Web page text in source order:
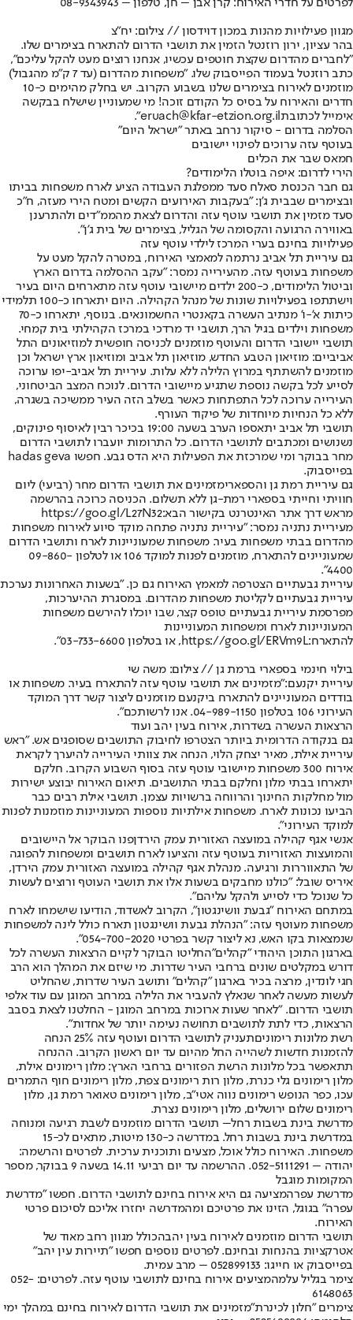
לפרטים על חדרי האירוח: קרן אבן – חן, טלפון – 08-9343943
מגוון פעילויות מהנות במכון דוידסון // צילום: יח"צ
בהר עציון, ירון רוזנטל הזמין את תושבי הדרום להתארח בצימרים שלו.
"לחברים מהדרום שקצת חוטפים עכשיו, אנחנו רוצים מעט להקל עליכם",
כתב רוזנטל בעמוד הפייסבוק שלו. "משפחות מהדרום (עד 7 ק"מ מהגבול)
מוזמנים לאירוח בצימרים שלנו בשבוע הקרוב. יש בחלק מהימים כ-10
חדרים והאירוח על בסיס כל הקודם זוכה! מי שמעוניין שישלח בבקשה
אימייל לכתובתeruach@kfar-etzion.org.il
".
הסלמה בדרום - סיקור נרחב באתר "ישראל היום"
בעוטף עזה ערוכים לפינוי יישובים
חמאס שבר את הכלים
הירי לדרום: איפה בוטלו הלימודים?
גם חבר הכנסת סאלח סעד ממפלגת העבודה הציע לארח משפחות בביתו
ובצימרים שבבית ג'ן: "בעקבות האירועים הקשים ומטח הירי מעזה, ח"כ
סעד מזמין את תושבי עוטף עזה והדרום לצאת מהממ"דים ולהתרענן
באווירה הרגועה והקסומה של הגליל, בצימרים של בית ג'ן".
פעילויות בחינם בערי המרכז לילדי עוטף עזה
גם עיריית תל אביב נרתמה למאמצי האירוח, במטרה להקל מעט על
משפחות בעוטף עזה. מהעירייה נמסר: "עקב ההסלמה בדרום הארץ
וביטול הלימודים, כ-200 ילדים מיישובי עוטף עזה מתארחים היום בעיר
וישתתפו בפעילויות שונות של מנהל הקהילה. היום יתארחו כ-100 תלמידי
כיתות א'-ו' מנתיב העשרה בקאנטרי החשמונאים. בנוסף, יתארחו כ-70
משפחות וילדים בגיל הרך, תושבי יד מרדכי במרכז הקהילתי בית קמחי.
תושבי יישובי הדרום והעוטף מוזמנים לכניסה חופשית למוזיאונים התל
אביביים: מוזיאון הטבע החדש, מוזיאון תל אביב ומוזיאון ארץ ישראל וכן
מוזמנים להשתתף במרוץ הלילה ללא עלות. עיריית תל אביב-יפו ערוכה
לסייע לכל בקשה נוספת שתגיע מיישובי הדרום. לנוכח המצב הביטחוני,
העירייה ערוכה לכל התפתחות כאשר בשלב הזה העיר ממשיכה בשגרה,
ללא כל הנחיות מיוחדות של פיקוד העורף.
תושבי תל אביב יתאספו הערב בשעה 19:00 בכיכר רבין לאיסוף פינוקים,
נשנושים ומכתבים לתושבי הדרום. כל התרומות יועברו לתושבי הדרום
מחר בבוקר ומי שמרכזת את הפעילות היא הדס גבע. חפשו hadas geva
בפייסבוק.
גם עיריית רמת גן והספארימזמינים את תושבי הדרום מחר (רביעי) ליום
חוויתי וחייתי בספארי רמת-גן ללא תשלום. הכניסה כרוכה בהרשמה
מראש דרך אתר האינטרנט בקישור הבא:https://goo.gl/L27N32
מעיריית נתניה נמסר: "עיריית נתניה פתחה מוקד סיוע לאירוח משפחות
מהדרום בבתי משפחות בעיר. משפחות שמעוניינות לארח ותושבי הדרום
שמעוניינים להתארח, מוזמנים לפנות למוקד 106 או לטלפון 09-860-
4400".
עיריית גבעתיים הצטרפה למאמץ האירוח גם כן. "בשעות האחרונות נערכת
עיריית גבעתיים לקליטת משפחות מהדרום. במסגרת ההיערכות,
מפרסמת עיריית גבעתיים טופס קצר, שבו יוכלו להירשם משפחות
המעוניינות לארח ומשפחות המעוניינות
להתארח:https://goo.gl/ERVm9L, או בטלפון 03-733-6600".
בילוי חינמי בספארי ברמת גן // צילום: משה שי
עיריית יקנעם:"מזמינים את תושבי עוטף עזה להתארח בעיר. משפחות או
בודדים המעוניינים להתארח ביקנעם מוזמנים ליצור קשר דרך המוקד
העירוני 106 בטלפון 04-989-1150. אנו לרשותכם".
הרצאות העשרה בשדרות, אירוח בעין יהב ועוד
גם בנקודה הדרומית ביותר הצטרפו לחיבוק התושבים שסופגים אש. "ראש
עיריית אילת, מאיר יצחק הלוי, הנחה את צוותי העירייה להיערך לקראת
אירוח 300 משפחות מיישובי עוטף עזה בסוף השבוע הקרוב. חלקם
יתארחו בבתי מלון וחלקם בבתי התושבים. תיאום האירוח יבוצע ישירות
מול מחלקות החינוך והרווחה ברשויות עצמן. תושבי אילת רבים כבר
הביעו נכונות לארח. משפחות אילתיות נוספות המעוניינות מוזמנות לפנות
למוקד העירוני".
אנשי אגף קהילה במועצה האזורית עמק הירדןפנו הבוקר אל היישובים
והמועצות האזוריות בעוטף עזה והציעו לארח תושבים ומשפחות להפוגה
של התאווררות ורגיעה. מנהלת אגף קהילה במועצה האזורית עמק הירדן,
איריס שובל: "כולנו מחבקים בשעות אלו את תושבי העוטף ורוצים לעשות
כל שנוכל כדי לסייע ולהקל עליהם".
במתחם האירוח "גבעת וושינגטון", הקרוב לאשדוד, הודיעו שישמחו לארח
משפחות מעוטף עזה: "הנהלת גבעת וושינגטון תארח כולל לינה למשפחות
שנמצאות בקו האש, נא ליצור קשר בפרטי 054-700-2020".
בארגון התוכן היהודי "קהלים"החליטו הבוקר לקיים הרצאות העשרה לכל
דורש במקלטים שונים ברחבי העיר שדרות. מי שיזם את המהלך הוא הרב
חגי לונדין, מרצה בכיר בארגון "קהלים" ותושב העיר שדרות, שהחליט
לעשות מעשה לאחר שנאלץ להעביר את הלילה במרחב המוגן עם עוד אלפי
תושבי הדרום. "לאחר שעות ארוכות במרחב המוגן - החלטנו לצאת בסבב
הרצאות, כדי לתת לתושבים תחושה נעימה יותר של אחדות".
רשת מלונות רימונים
תעניק לתושבי הדרום ועוטף עזה 25% הנחה
להזמנות חדשות לשהייה החל מהיום עד יום ראשון הקרוב. ההנחה
תתאפשר בכל מלונות הרשת הפזורים ברחבי הארץ: מלון רימונים אילת,
מלון רימונים גלי כנרת, מלון רות רימונים צפת, מלון רימונים חוף התמרים
עכו, כפר הנופש רימונים נווה אטי"ב, מלון רימונים טאואר רמת גן, מלון
רימונים שלום ירושלים, מלון רימונים נצרת.
מדרשת בינת בשבות רחל– תושבי הדרום מוזמנים לשבת רגיעה ומנוחה
במדרשת בינת בשבות רחל. במדרשה כ-130 מיטות, מתאים לכ-15
משפחות. האירוח כולל אוכל, מצעים ותוכנית ערכית. לפרטים והרשמה:
יהודה – 052-5111291. ההרשמה עד יום רביעי 14.11 בשעה 9 בבוקר, מספר
המקומות מוגבל
מדרשת עפרהמציעה גם היא אירוח בחינם לתושבי הדרום. חפשו "מדרשת
עפרה" בגוגל, הזינו את פרטיכם ומהמדרשה יחזרו אליכם לסיכום פרטי
האירוח.
תושבי הדרום מוזמנים לאירוח בעין יהבהכולל מגוון רחב מאוד של
אטרקציות בהנחות ובחינם. לפרטים נוספים חפשו "תיירות עין יהב"
בפייסבוק או חייגו: 052899133 – מרב עמית.
צימר בגליל עלמה
מציעים אירוח בחינם לתושבי עוטף עזה. לפרטים: 052-
6148063
צימרים "חלון לכינרת"מזמינים את תושבי הדרום לאירוח בחינם במהלך ימי